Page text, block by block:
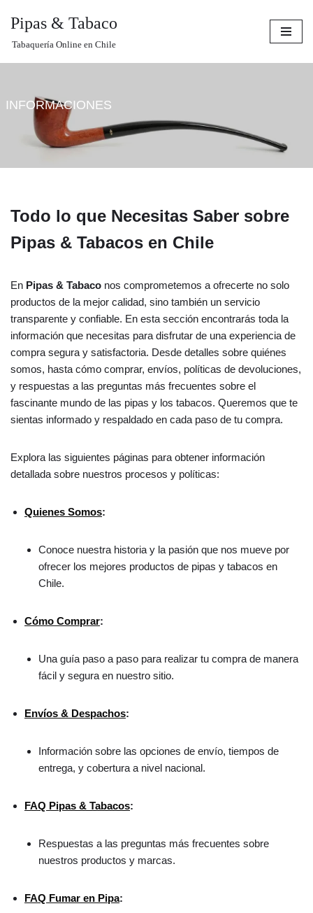
Pipas & Tabaco
Tabaquería Online en Chile
INFORMACIONES
Todo lo que Necesitas Saber sobre
Pipas & Tabacos en Chile
En Pipas & Tabaco nos comprometemos a ofrecerte no solo
productos de la mejor calidad, sino también un servicio
transparente y confiable. En esta sección encontrarás toda la
información que necesitas para disfrutar de una experiencia de
compra segura y satisfactoria. Desde detalles sobre quiénes
somos, hasta cómo comprar, envíos, políticas de devoluciones,
y respuestas a las preguntas más frecuentes sobre el
fascinante mundo de las pipas y los tabacos. Queremos que te
sientas informado y respaldado en cada paso de tu compra.
Explora las siguientes páginas para obtener información
detallada sobre nuestros procesos y políticas:
Quienes Somos:
Conoce nuestra historia y la pasión que nos mueve por
ofrecer los mejores productos de pipas y tabacos en
Chile.
Cómo Comprar:
Una guía paso a paso para realizar tu compra de manera
fácil y segura en nuestro sitio.
Envíos & Despachos:
Información sobre las opciones de envío, tiempos de
entrega, y cobertura a nivel nacional.
FAQ Pipas & Tabacos:
Respuestas a las preguntas más frecuentes sobre
nuestros productos y marcas.
FAQ Fumar en Pipa: